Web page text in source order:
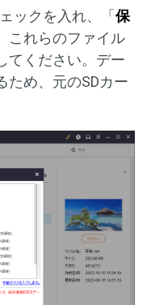
ックを入れ、「 保
これらのファイル
てください。デー
ため、元のSDカー